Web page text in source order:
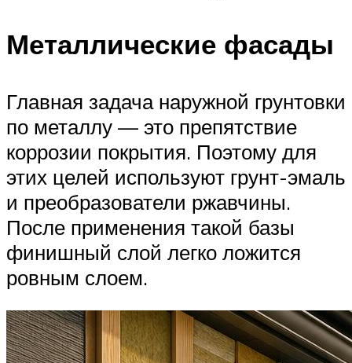
Металлические фасады
Главная задача наружной грунтовки
по металлу — это препятствие
коррозии покрытия. Поэтому для
этих целей используют грунт-эмаль
и преобразователи ржавчины.
После применения такой базы
финишный слой легко ложится
ровным слоем.